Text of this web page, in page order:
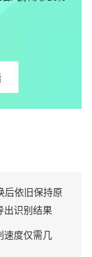
后依旧保持原
出识别结果
速度仅需几